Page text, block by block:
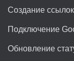
Создание
Подключение
Обновление